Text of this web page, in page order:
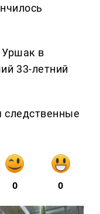
Уршак в
33-летний
следственные
0 0